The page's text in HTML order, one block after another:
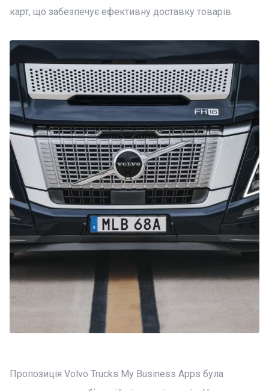
карт, що забезпечує ефективну доставку товарів.
Пропозиція Volvo Trucks My Business Apps була